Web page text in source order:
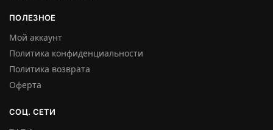
ПОЛЕЗНОЕ
Мой аккаунт
Политика конфиденциальности
Политика возврата
Оферта
СОЦ. СЕТИ